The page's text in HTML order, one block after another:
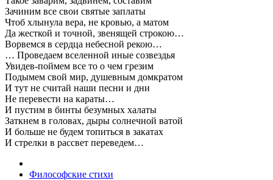
Зачиним все свои святые заплаты
Чтоб хлынула вера, не кровью, а матом
Да жесткой и точной, звенящей строкою…
Ворвемся в сердца небесной рекою…
… Проведаем вселенной иные созвездья
Увидев-поймем все то о чем грезим
Подымем свой мир, душевным домкратом
И тут не считай наши песни и дни
Не перевести на караты…
И пустим в бинты безумных халаты
Заткнем в головах, дыры солнечной ватой
И больше не будем топиться в закатах
И стрелки в рассвет переведем…
Философские стихи